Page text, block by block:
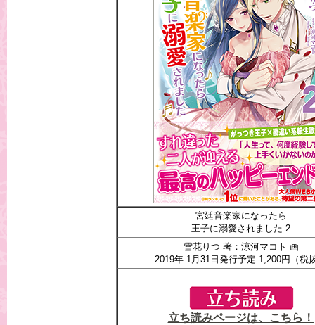
宮廷音楽家になったら
王子に溺愛されました 2
雪花りつ 著：涼河マコト 画
2019年 1月31日発行予定 1,200円（税
立ち読みページは、こちら！